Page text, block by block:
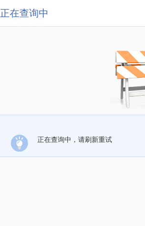
正在查询中
正在查询中，请刷新重试